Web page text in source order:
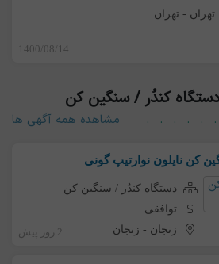
تهران - تهران
1400/08/14
کندُر / سنگین کن
مشاهده همه آگهی ها
کن نایلون نوارتیپ گونی
دستگاه کندُر / سنگین کن
توافقی
زنجان - زنجان 2 روز پیش